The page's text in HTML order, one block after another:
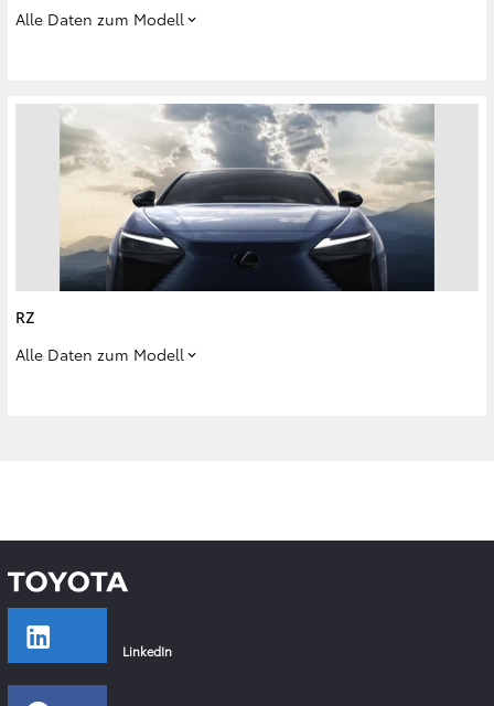
Alle Daten zum Modell
RZ
Alle Daten zum Modell
LinkedIn